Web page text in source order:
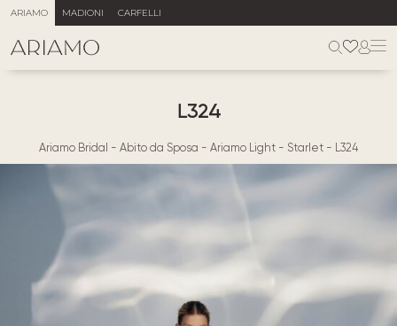
ARIAMO MADIONI CARFELLI
L324
Ariamo Bridal - Abito da Sposa - Ariamo Light - Starlet - L324